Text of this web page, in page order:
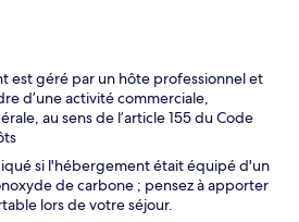
est géré par un hôte professionnel et
d’une activité commerciale,
au sens de l’article 155 du Code
si l'hébergement était équipé d'un
de carbone ; pensez à apporter
lors de votre séjour.